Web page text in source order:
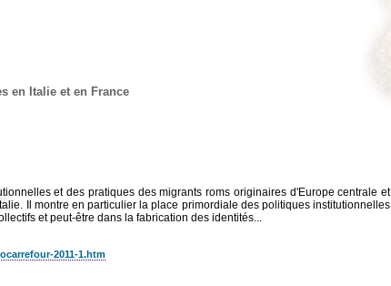
en Italie et en France
et des pratiques des migrants roms originaires d'Europe centrale et
Il montre en particulier la place primordiale des politiques institutionnelles
et peut-être dans la fabrication des identités...
2011-1.htm